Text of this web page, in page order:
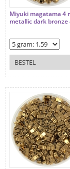
Miyuki magatama 4
metallic dark bronze
BESTEL